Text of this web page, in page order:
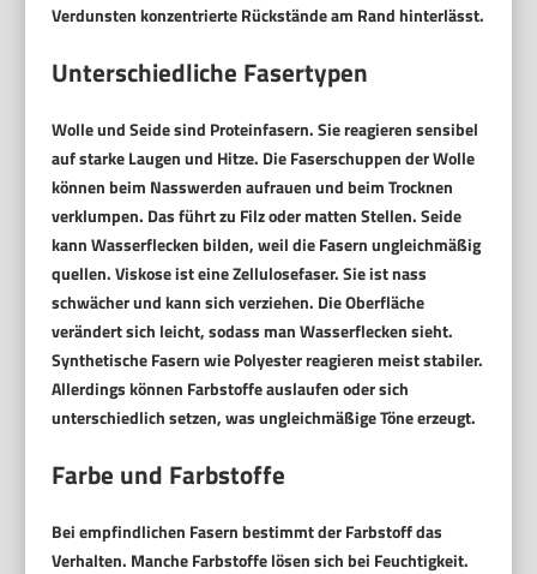
Verdunsten konzentrierte Rückstände am Rand hinterlässt.
Unterschiedliche Fasertypen
Wolle und Seide sind Proteinfasern. Sie reagieren sensibel
auf starke Laugen und Hitze. Die Faserschuppen der Wolle
können beim Nasswerden aufrauen und beim Trocknen
verklumpen. Das führt zu Filz oder matten Stellen. Seide
kann Wasserflecken bilden, weil die Fasern ungleichmäßig
quellen. Viskose ist eine Zellulosefaser. Sie ist nass
schwächer und kann sich verziehen. Die Oberfläche
verändert sich leicht, sodass man Wasserflecken sieht.
Synthetische Fasern wie Polyester reagieren meist stabiler.
Allerdings können Farbstoffe auslaufen oder sich
unterschiedlich setzen, was ungleichmäßige Töne erzeugt.
Farbe und Farbstoffe
Bei empfindlichen Fasern bestimmt der Farbstoff das
Verhalten. Manche Farbstoffe lösen sich bei Feuchtigkeit.